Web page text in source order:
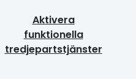
Aktivera
funktionella
tredjepartstjänster